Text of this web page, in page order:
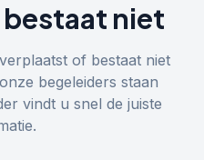
bestaat niet
of bestaat niet
begeleiders staan
vindt u snel de juiste